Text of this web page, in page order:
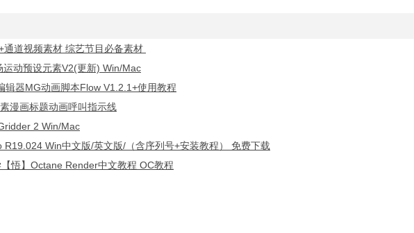
道视频素材 综艺节目必备素材
动预设元素V2(更新) Win/Mac
器MG动画脚本Flow V1.2.1+使用教程
漫画标题动画呼叫指示线
2 Win/Mac
Win中文版/英文版/（含序列号+安装教程） 免费下载
悟】Octane Render中文教程 OC教程